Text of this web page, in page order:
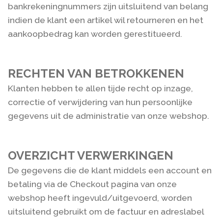
bankrekeningnummers zijn uitsluitend van belang
indien de klant een artikel wil retourneren en het
aankoopbedrag kan worden gerestitueerd.
RECHTEN VAN BETROKKENEN
Klanten hebben te allen tijde recht op inzage,
correctie of verwijdering van hun persoonlijke
gegevens uit de administratie van onze webshop.
OVERZICHT VERWERKINGEN
De gegevens die de klant middels een account en
betaling via de Checkout pagina van onze
webshop heeft ingevuld/uitgevoerd, worden
uitsluitend gebruikt om de factuur en adreslabel